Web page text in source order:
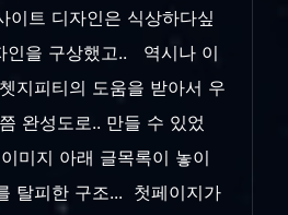
이트 디자인은 식상하다싶
인을 구상했고.. 역시나 이
지피티의 도움을 받아서 우
완성도로.. 만들 수 있었
미지 아래 글목록이 놓이
탈피한 구조... 첫페이지가